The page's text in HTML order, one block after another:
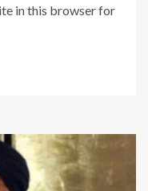
in this browser for